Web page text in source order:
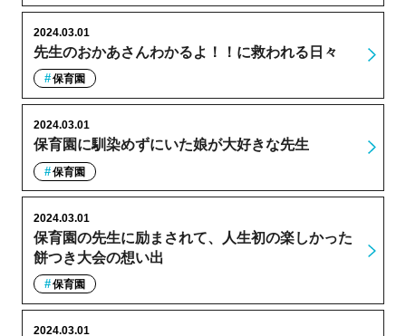
先生のおかあさんわかるよ！！に救われる日々
2024.03.01
保育園
保育園に馴染めずにいた娘が大好きな先生
2024.03.01
保育園
保育園の先生に励まされて、人生初の楽しかった
餅つき大会の想い出
2024.03.01
保育園
2024.03.01